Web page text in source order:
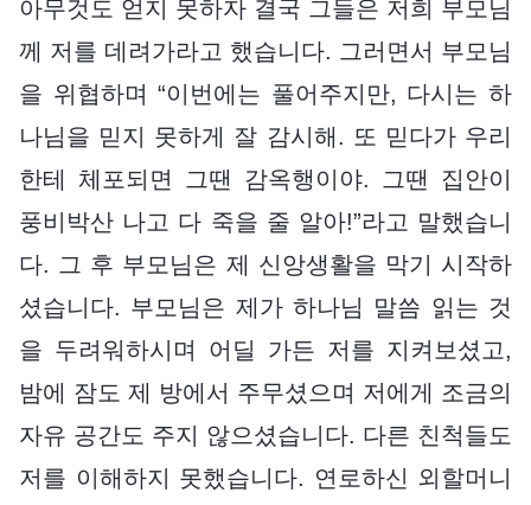
아무것도 얻지 못하자 결국 그들은 저희 부모님
께 저를 데려가라고 했습니다. 그러면서 부모님
을 위협하며 “이번에는 풀어주지만, 다시는 하
나님을 믿지 못하게 잘 감시해. 또 믿다가 우리
한테 체포되면 그땐 감옥행이야. 그땐 집안이
풍비박산 나고 다 죽을 줄 알아!”라고 말했습니
다. 그 후 부모님은 제 신앙생활을 막기 시작하
셨습니다. 부모님은 제가 하나님 말씀 읽는 것
을 두려워하시며 어딜 가든 저를 지켜보셨고,
밤에 잠도 제 방에서 주무셨으며 저에게 조금의
자유 공간도 주지 않으셨습니다. 다른 친척들도
저를 이해하지 못했습니다. 연로하신 외할머니